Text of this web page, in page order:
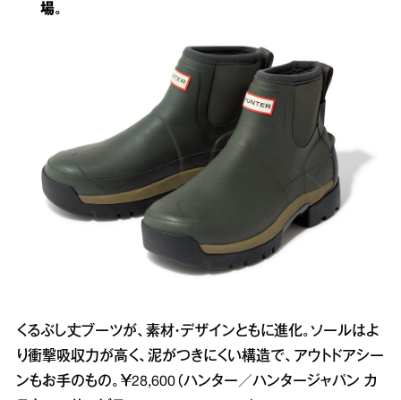
場。
くるぶし丈ブーツが、素材・デザインともに進化。ソールはよ
り衝撃吸収力が高く、泥がつきにくい構造で、アウトドアシー
ンもお手のもの。￥28,600（ハンター／ハンタージャパン カ